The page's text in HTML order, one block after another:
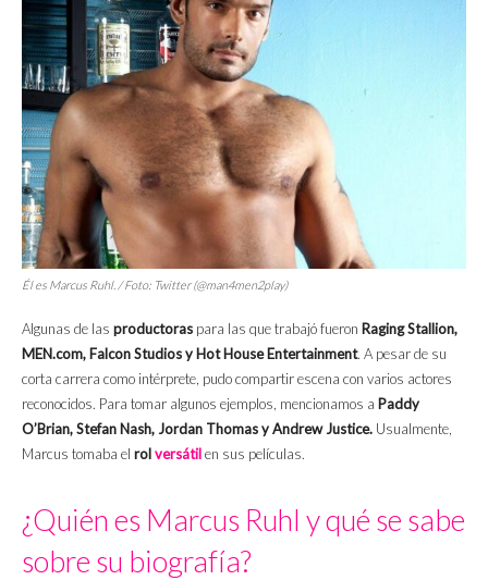
Él es Marcus Ruhl. / Foto: Twitter (@man4men2play)
Algunas de las productoras para las que trabajó fueron Raging Stallion,
MEN.com, Falcon Studios y Hot House Entertainment. A pesar de su
corta carrera como intérprete, pudo compartir escena con varios actores
reconocidos. Para tomar algunos ejemplos, mencionamos a Paddy
O’Brian, Stefan Nash, Jordan Thomas y Andrew Justice. Usualmente,
Marcus tomaba el rolversátilen sus películas.
¿Quién es Marcus Ruhl y qué se sabe
sobre su biografía?